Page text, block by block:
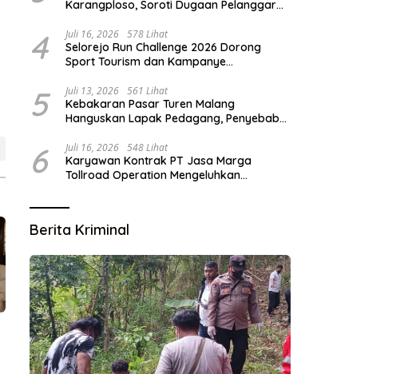
Karangploso, Soroti Dugaan Pelanggaran
4 Juli 16, 2026 578 Lihat
Selorejo Run Challenge 2026 Dorong
Sport Tourism dan Kampanye
5 Juli 13, 2026 561 Lihat
Kebakaran Pasar Turen Malang
Hanguskan Lapak Pedagang, Penyebab
6 Juli 16, 2026 548 Lihat
Karyawan Kontrak PT Jasa Marga
Tollroad Operation Mengeluhkan
Karyawan Tetap
Berita Kriminal